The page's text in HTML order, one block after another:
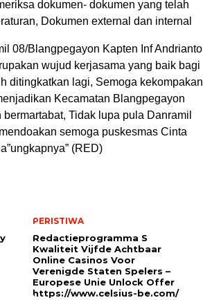
dokumen- dokumen yang telah
Dokumen external dan internal
08/Blangpegayon Kapten Inf Andrianto
wujud kerjasama yang baik bagi
ditingkatkan lagi, Semoga kekompakan
Kecamatan Blangpegayon
Tidak lupa pula Danramil
semoga puskesmas Cinta
(RED)
PERISTIWA
Redactieprogramma S
Kwaliteit Vijfde Achtbaar
Online Casinos Voor
Verenigde Staten Spelers –
Europese Unie Unlock Offer
https://www.celsius-be.com/